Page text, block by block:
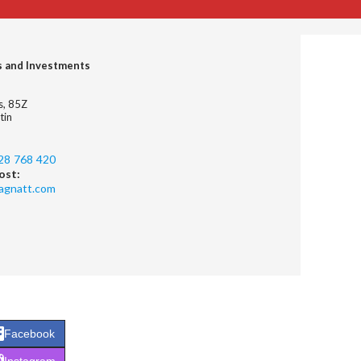
and Investments
85Z
768 420
Facebook